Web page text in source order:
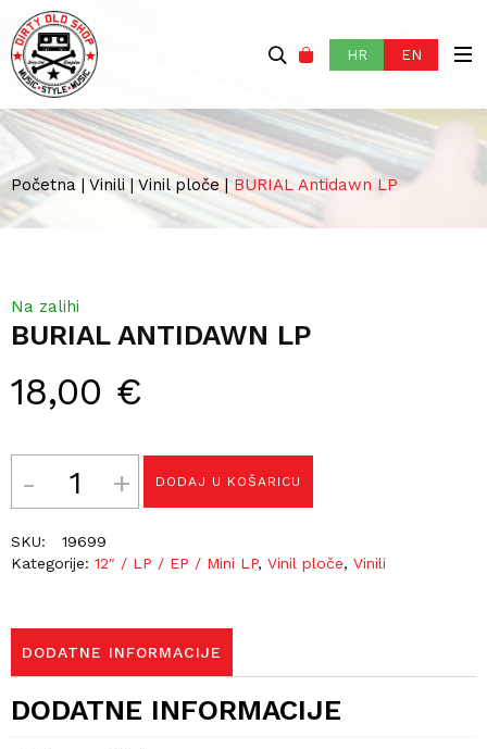
HR EN
Početna | Vinili | Vinil ploče|BURIAL Antidawn LP
BURIAL ANTIDAWN LP
18,00 €
Na zalihi
DODAJ U KOŠARICU
SKU:
19699
Kategorije: 12″ / LP / EP / Mini LP, Vinil ploče, Vinili
DODATNE INFORMACIJE
DODATNE INFORMACIJE